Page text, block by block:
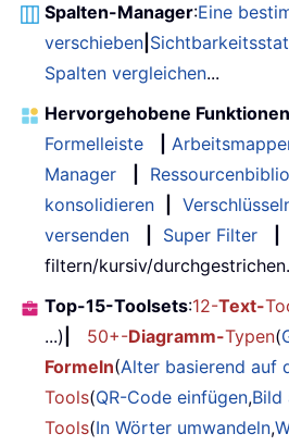
Spalten-Manager:Eine
verschieben
Spalten vergleichen...
Hervorgehobene Funktionen
Formelleiste
Manager
konsolidieren
versenden
Super Filter
filtern/kursiv/
Top-15-Toolsets:12-Text-
...)
50+-Diagramm-Typen(
Formeln(Alter basierend auf
Tools(QR-Code einfügen,Bild
Tools(In Wörter umwandeln,